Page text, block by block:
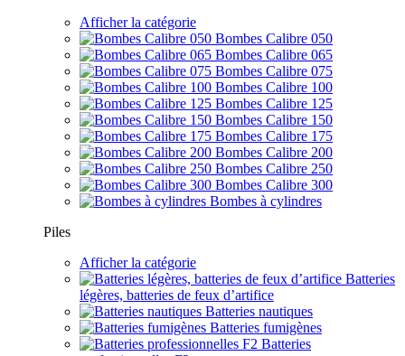
Afficher la catégorie
Bombes Calibre 050
Bombes Calibre 065
Bombes Calibre 075
Bombes Calibre 100
Bombes Calibre 125
Bombes Calibre 150
Bombes Calibre 175
Bombes Calibre 200
Bombes Calibre 250
Bombes Calibre 300
Bombes à cylindres
Piles
Afficher la catégorie
Batteries
légères, batteries de feux d’artifice
Batteries nautiques
Batteries fumigènes
Batteries